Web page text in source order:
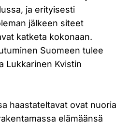
ja erityisesti
jälkeen siteet
katketa kokonaan.
Suomeen tulee
Lukkarinen Kvistin
haastateltavat ovat nuoria
elämäänsä